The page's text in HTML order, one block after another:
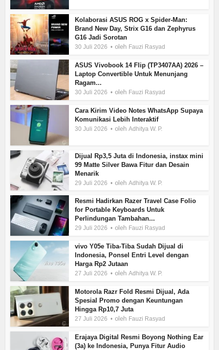
Kolaborasi ASUS ROG x Spider-Man:
Brand New Day, Strix G16 dan Zephyrus
G16 Jadi Sorotan
30 Juli 2026 oleh Fauzi Rasyad
ASUS Vivobook 14 Flip (TP3407AA) 2026 –
Laptop Convertible Untuk Menunjang
Ragam...
30 Juli 2026 oleh Fauzi Rasyad
Cara Kirim Video Notes WhatsApp Supaya
Komunikasi Lebih Interaktif
30 Juli 2026 olehAdhitya W. P.
Dijual Rp3,5 Juta di Indonesia, instax mini
99 Matte Silver Bawa Fitur dan Desain
Menarik
29 Juli 2026 olehAdhitya W. P.
Resmi Hadirkan Razer Travel Case Folio
for Portable Keyboards Untuk
Perlindungan Tambahan...
29 Juli 2026 oleh Fauzi Rasyad
vivo Y05e Tiba-Tiba Sudah Dijual di
Indonesia, Ponsel Entri Level dengan
Harga Rp2 Jutaan
27 Juli 2026 olehAdhitya W. P.
Motorola Razr Fold Resmi Dijual, Ada
Spesial Promo dengan Keuntungan
Hingga Rp10,7 Juta
27 Juli 2026 oleh Fauzi Rasyad
Erajaya Digital Resmi Boyong Nothing Ear
(3a) ke Indonesia, Punya Fitur Audio